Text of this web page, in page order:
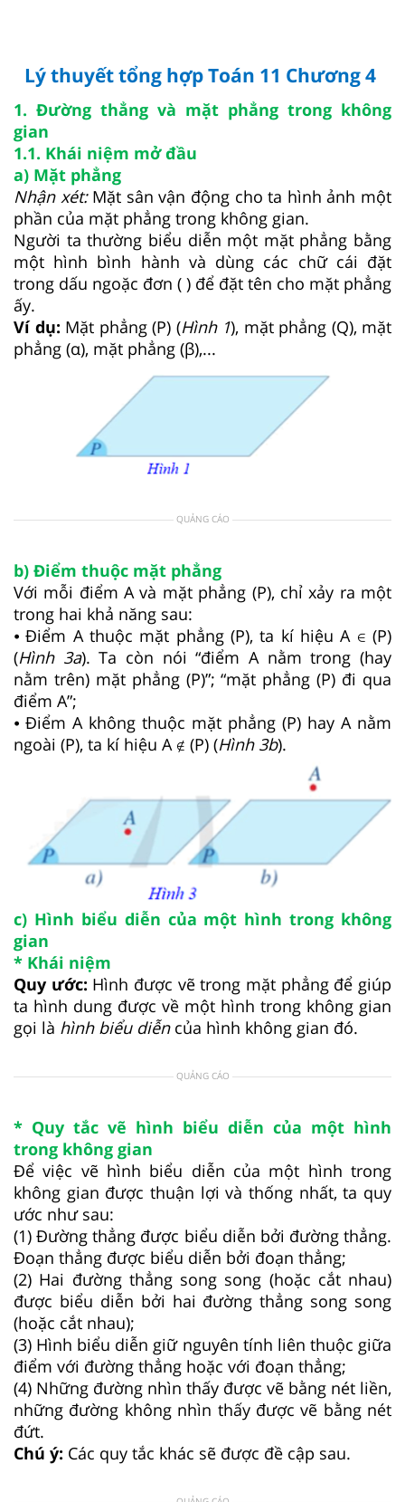
Lý thuyết tổng hợp Toán 11 Chương 4
1. Đường thẳng và mặt phẳng trong không
gian
1.1. Khái niệm mở đầu
a) Mặt phẳng
Nhận xét: Mặt sân vận động cho ta hình ảnh một
phần của mặt phẳng trong không gian.
Người ta thường biểu diễn một mặt phẳng bằng
một hình bình hành và dùng các chữ cái đặt
trong dấu ngoặc đơn ( ) để đặt tên cho mặt phẳng
ấy.
Ví dụ: Mặt phẳng (P) (Hình 1), mặt phẳng (Q), mặt
phẳng (α), mặt phẳng (β),...
QUẢNG CÁO
b) Điểm thuộc mặt phẳng
Với mỗi điểm A và mặt phẳng (P), chỉ xảy ra một
trong hai khả năng sau:
⦁ Điểm A thuộc mặt phẳng (P), ta kí hiệu A ∈ (P)
(Hình 3a). Ta còn nói “điểm A nằm trong (hay
nằm trên) mặt phẳng (P)”; “mặt phẳng (P) đi qua
điểm A”;
⦁ Điểm A không thuộc mặt phẳng (P) hay A nằm
ngoài (P), ta kí hiệu A ∉ (P) (Hình 3b).
c) Hình biểu diễn của một hình trong không
gian
* Khái niệm
Quy ước: Hình được vẽ trong mặt phẳng để giúp
ta hình dung được về một hình trong không gian
gọi là hình biểu diễncủa hình không gian đó.
QUẢNG CÁO
* Quy tắc vẽ hình biểu diễn của một hình
trong không gian
Để việc vẽ hình biểu diễn của một hình trong
không gian được thuận lợi và thống nhất, ta quy
ước như sau:
(1) Đường thẳng được biểu diễn bởi đường thẳng.
Đoạn thẳng được biểu diễn bởi đoạn thẳng;
(2) Hai đường thẳng song song (hoặc cắt nhau)
được biểu diễn bởi hai đường thẳng song song
(hoặc cắt nhau);
(3) Hình biểu diễn giữ nguyên tính liên thuộc giữa
điểm với đường thẳng hoặc với đoạn thẳng;
(4) Những đường nhìn thấy được vẽ bằng nét liền,
những đường không nhìn thấy được vẽ bằng nét
đứt.
Chú ý: Các quy tắc khác sẽ được đề cập sau.